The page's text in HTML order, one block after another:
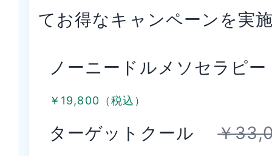
てお得なキャンペーンを実
ノーニードルメソセラ
￥19,800（税込）
ターゲットクール￥